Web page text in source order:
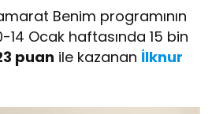
Benim programının
14 Ocak haftasında 15 bin
puan ile kazanan İlknur